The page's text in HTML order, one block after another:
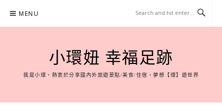
content
MENU
小環妞 幸福足跡
我是小環，熱衷於分享國內外旅遊景點/美食/住宿，夢想【環】遊世界